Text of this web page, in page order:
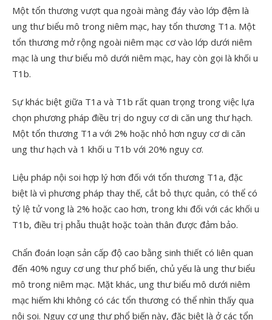
Một tổn thương vượt qua ngoài màng đáy vào lớp đệm là
ung thư biểu mô trong niêm mạc, hay tổn thương T1a. Một
tổn thương mở rộng ngoài niêm mạc cơ vào lớp dưới niêm
mạc là ung thư biểu mô dưới niêm mạc, hay còn gọi là khối u
T1b.
Sự khác biệt giữa T1a và T1b rất quan trọng trong việc lựa
chọn phương pháp điều trị do nguy cơ di căn ung thư hạch.
Một tổn thương T1a với 2% hoặc nhỏ hơn nguy cơ di căn
ung thư hạch và 1 khối u T1b với 20% nguy cơ.
Liệu pháp nội soi hợp lý hơn đối với tổn thương T1a, đặc
biệt là vì phương pháp thay thế, cắt bỏ thực quản, có thể có
tỷ lệ tử vong là 2% hoặc cao hơn, trong khi đối với các khối u
T1b, điều trị phẫu thuật hoặc toàn thân được đảm bảo.
Chẩn đoán loạn sản cấp độ cao bằng sinh thiết có liên quan
đến 40% nguy cơ ung thư phổ biến, chủ yếu là ung thư biểu
mô trong niêm mạc. Mặt khác, ung thư biểu mô dưới niêm
mạc hiếm khi không có các tổn thương có thể nhìn thấy qua
nội soi. Nguy cơ ung thư phổ biến này, đặc biệt là ở các tổn